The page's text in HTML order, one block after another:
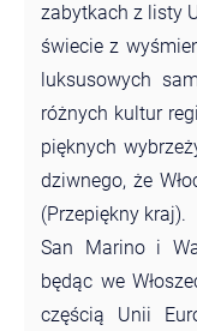
zabytkach z listy
świecie z
luksusowych
różnych kultur
pięknych
dziwnego, że
(Przepiękny kraj).
San Marino i
będąc we
częścią Unii